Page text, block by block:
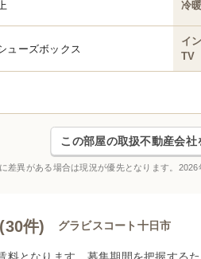
冷
ューズボックス
イ
TV
この部屋の取扱不動産会社
差異がある場合は現況が優先となります。 2026
件) グラビスコート十日市